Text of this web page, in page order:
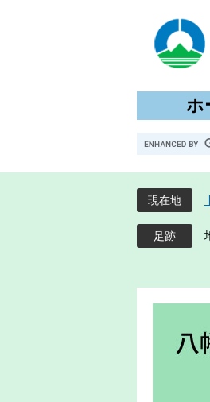
ホ
G
o
g
l
e
カ
現在地